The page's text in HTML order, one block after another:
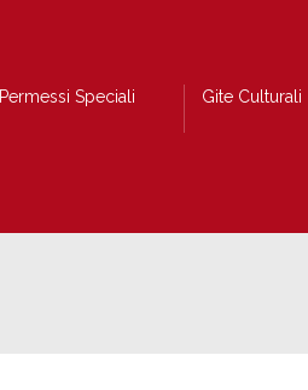
Permessi Speciali Gite Culturali